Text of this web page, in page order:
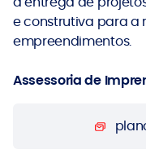
e construtiva para a
empreendimentos.
Assessoria de